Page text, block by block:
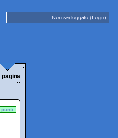
Non sei loggato (Login)
pagina
punti